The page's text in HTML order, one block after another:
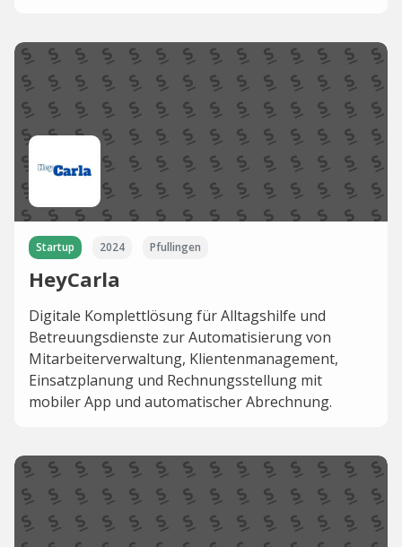
Startup 2024 Pfullingen
HeyCarla
Digitale Komplettlösung für Alltagshilfe und
Betreuungsdienste zur Automatisierung von
Mitarbeiterverwaltung, Klientenmanagement,
Einsatzplanung und Rechnungsstellung mit
mobiler App und automatischer Abrechnung.